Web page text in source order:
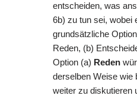
entscheiden, was
6b) zu tun sei, wobei
grundsätzliche
Reden, (b)
Option (a) Reden
derselben Weise wie
weiter zu diskutieren